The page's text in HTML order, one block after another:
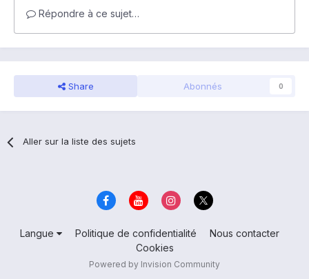
Répondre à ce sujet…
Share Abonnés 0
Aller sur la liste des sujets
Langue Politique de confidentialité
Nous contacter
Cookies
Powered by Invision Community